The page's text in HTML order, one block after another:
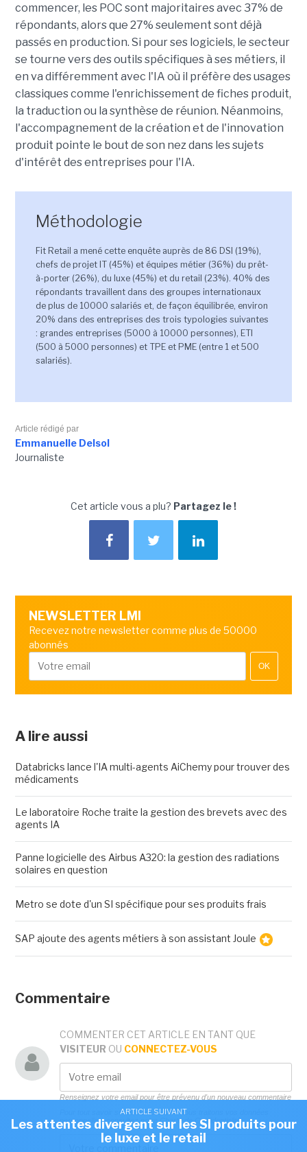
ARTICLE SUIVANT
Les attentes divergent sur les SI produits pour
le luxe et le retail
commencer, les POC sont majoritaires avec 37% de
répondants, alors que 27% seulement sont déjà
passés en production. Si pour ses logiciels, le secteur
se tourne vers des outils spécifiques à ses métiers, il
en va différemment avec l'IA où il préfère des usages
classiques comme l'enrichissement de fiches produit,
la traduction ou la synthèse de réunion. Néanmoins,
l'accompagnement de la création et de l'innovation
produit pointe le bout de son nez dans les sujets
d'intérêt des entreprises pour l'IA.
Méthodologie
Fit Retail a mené cette enquête auprès de 86 DSI (19%),
chefs de projet IT (45%) et équipes métier (36%) du prêt-
à-porter (26%), du luxe (45%) et du retail (23%). 40% des
répondants travaillent dans des groupes internationaux
de plus de 10000 salariés et, de façon équilibrée, environ
20% dans des entreprises des trois typologies suivantes
: grandes entreprises (5000 à 10000 personnes), ETI
(500 à 5000 personnes) et TPE et PME (entre 1 et 500
salariés).
Article rédigé par
Emmanuelle Delsol
Journaliste
Cet article vous a plu? Partagez le !
NEWSLETTER LMI
Recevez notre newsletter comme plus de 50000
abonnés
OK
A lire aussi
Databricks lance l'IA multi-agents AiChemy pour trouver des
médicaments
Le laboratoire Roche traite la gestion des brevets avec des
agents IA
Panne logicielle des Airbus A320: la gestion des radiations
solaires en question
Metro se dote d'un SI spécifique pour ses produits frais
SAP ajoute des agents métiers à son assistant Joule
Commentaire
COMMENTER CET ARTICLE EN TANT QUE
VISITEUR OU CONNECTEZ-VOUS
Renseignez votre email pour être prévenu d'un nouveau commentaire
Pour tout savoir sur la manière dont nous traitons vos données
personnelles, consultez notreCharte de Confidentialité.